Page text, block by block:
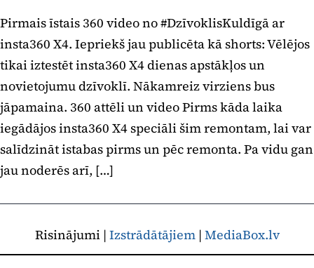
Pirmais īstais 360 video no #DzīvoklisKuldīgā ar
insta360 X4. Iepriekš jau publicēta kā shorts: Vēlējos
tikai iztestēt insta360 X4 dienas apstākļos un
novietojumu dzīvoklī. Nākamreiz virziens bus
jāpamaina. 360 attēli un video Pirms kāda laika
iegādājos insta360 X4 speciāli šim remontam, lai var
salīdzināt istabas pirms un pēc remonta. Pa vidu gan
jau noderēs arī, […]
Risinājumi | Izstrādātājiem| MediaBox.lv